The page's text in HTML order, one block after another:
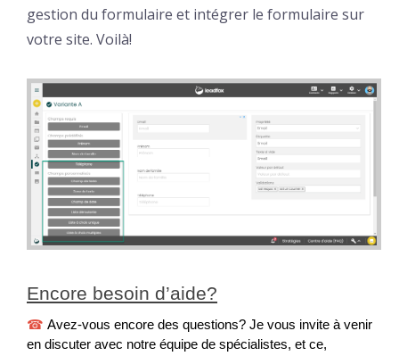
gestion du formulaire et intégrer le formulaire sur
votre site. Voilà!
Encore besoin d’aide?
☎ Avez-vous encore des questions? Je vous invite à venir
en discuter avec notre équipe de spécialistes, et ce,